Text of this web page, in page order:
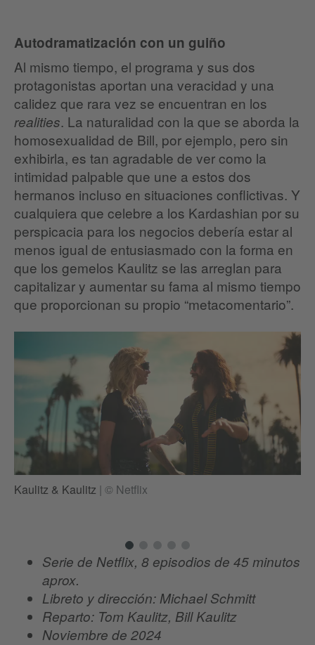
Autodramatización con un guiño
Al mismo tiempo, el programa y sus dos
protagonistas aportan una veracidad y una
calidez que rara vez se encuentran en los
realities. La naturalidad con la que se aborda la
homosexualidad de Bill, por ejemplo, pero sin
exhibirla, es tan agradable de ver como la
intimidad palpable que une a estos dos
hermanos incluso en situaciones conflictivas. Y
cualquiera que celebre a los Kardashian por su
perspicacia para los negocios debería estar al
menos igual de entusiasmado con la forma en
que los gemelos Kaulitz se las arreglan para
capitalizar y aumentar su fama al mismo tiempo
que proporcionan su propio “metacomentario”.
Kaulitz & Kaulitz | © Netflix
Serie de Netflix, 8 episodios de 45 minutos
aprox.
Libreto y dirección: Michael Schmitt
Reparto: Tom Kaulitz, Bill Kaulitz
Noviembre de 2024